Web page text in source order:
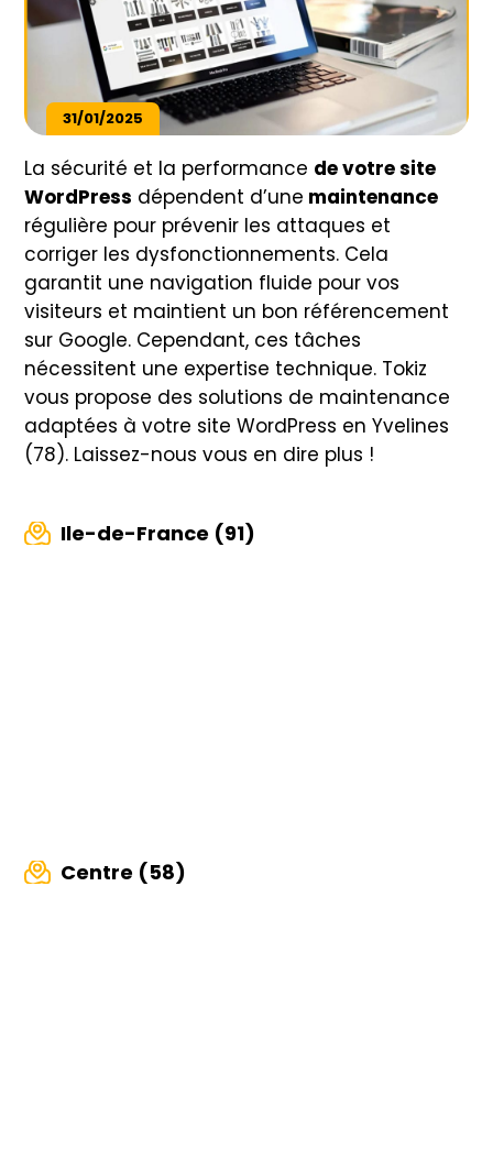
31/01/2025
La sécurité et la performance de votre site
WordPress dépendent d’une maintenance
régulière pour prévenir les attaques et
corriger les dysfonctionnements. Cela
garantit une navigation fluide pour vos
visiteurs et maintient un bon référencement
sur Google. Cependant, ces tâches
nécessitent une expertise technique. Tokiz
vous propose des solutions de maintenance
adaptées à votre site WordPress en Yvelines
(78). Laissez-nous vous en dire plus !
Ile-de-France (91)
Centre (58)